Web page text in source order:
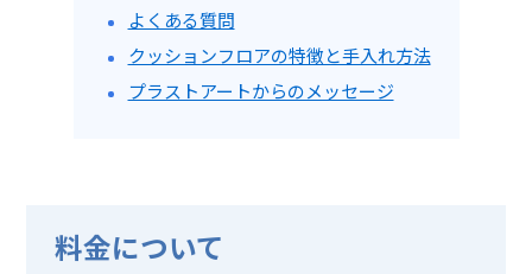
よくある質問
クッションフロアの特徴と手入れ方法
プラストアートからのメッセージ
料金について